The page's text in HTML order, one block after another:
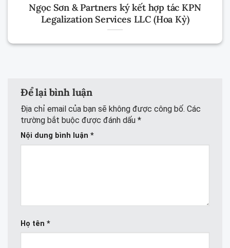
Ngọc Sơn & Partners ký kết hợp tác KPN
Legalization Services LLC (Hoa Kỳ)
Để lại bình luận
Địa chỉ email của bạn sẽ không được công bố. Các
trường bắt buộc được đánh dấu *
Nội dung bình luận *
Họ tên *